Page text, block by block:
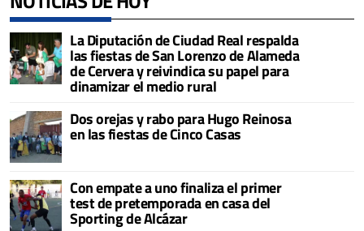
La Diputación de Ciudad Real respalda
las fiestas de San Lorenzo de Alameda
de Cervera y reivindica su papel para
dinamizar el medio rural
Dos orejas y rabo para Hugo Reinosa
en las fiestas de Cinco Casas
Con empate a uno finaliza el primer
test de pretemporada en casa del
Sporting de Alcázar